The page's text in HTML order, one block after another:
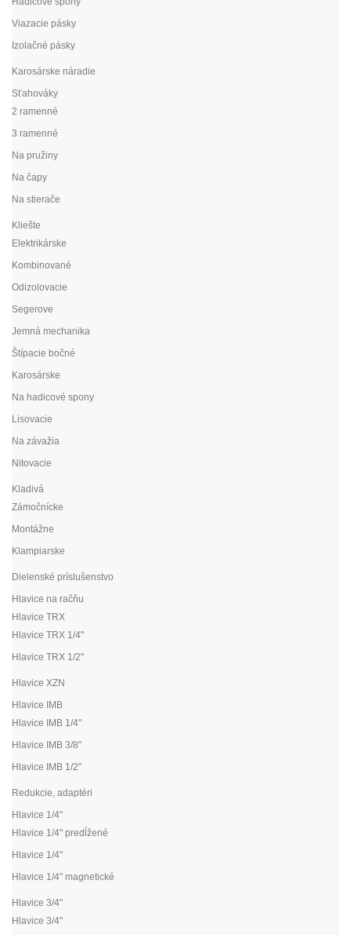
Viazacie pásky
Izolačné pásky
Karosárske náradie
Sťahováky
2 ramenné
3 ramenné
Na pružiny
Na čapy
Na stierače
Kliešte
Elektrikárske
Kombinované
Odizolovacie
Segerove
Jemná mechanika
Štípacie bočné
Karosárske
Na hadicové spony
Lisovacie
Na závažia
Nitovacie
Kladivá
Zámočnícke
Montážne
Klampiarske
Dielenské príslušenstvo
Hlavice na račňu
Hlavice TRX
Hlavice TRX 1/4"
Hlavice TRX 1/2"
Hlavice XZN
Hlavice IMB
Hlavice IMB 1/4"
Hlavice IMB 3/8"
Hlavice IMB 1/2"
Redukcie, adaptéri
Hlavice 1/4"
Hlavice 1/4" predĺžené
Hlavice 1/4"
Hlavice 1/4" magnetické
Hlavice 3/4"
Hlavice 3/4"